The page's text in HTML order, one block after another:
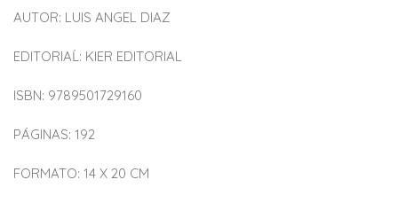
AUTOR: LUIS ANGEL DIAZ
EDITORIAĹ: KIER EDITORIAL
ISBN: 9789501729160
PÁGINAS: 192
FORMATO: 14 X 20 CM